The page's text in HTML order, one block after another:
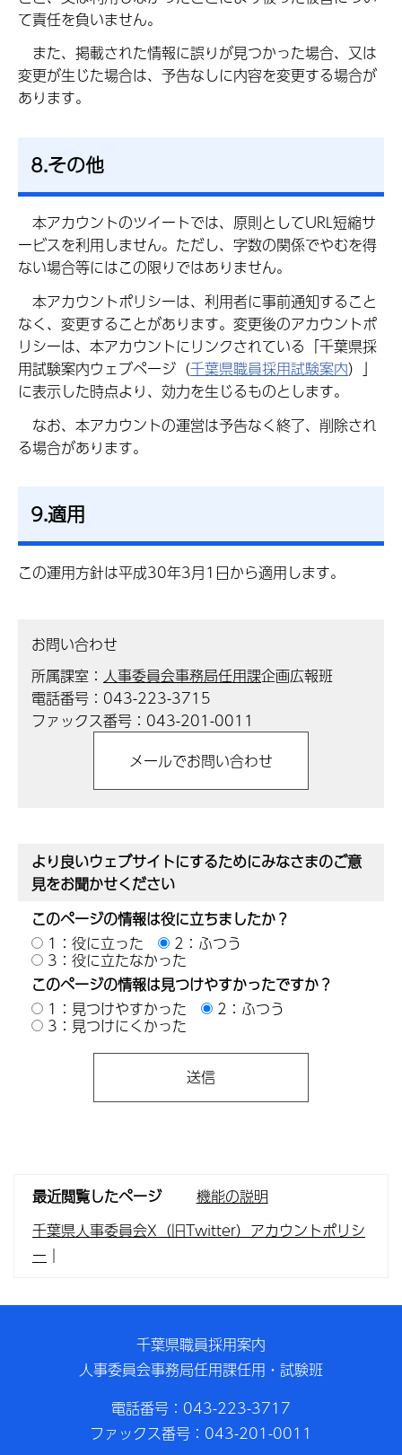
て責任を負いません。
また、掲載された情報に誤りが見つかった場合、又は
変更が生じた場合は、予告なしに内容を変更する場合が
あります。
8.その他
本アカウントのツイートでは、原則としてURL短縮サ
ービスを利用しません。ただし、字数の関係でやむを得
ない場合等にはこの限りではありません。
本アカウントポリシーは、利用者に事前通知すること
なく、変更することがあります。変更後のアカウントポ
リシーは、本アカウントにリンクされている「千葉県採
用試験案内ウェブページ（千葉県職員採用試験案内）」
に表示した時点より、効力を生じるものとします。
なお、本アカウントの運営は予告なく終了、削除され
る場合があります。
9.適用
この運用方針は平成30年3月1日から適用します。
お問い合わせ
所属課室： 人事委員会事務局任用課企画広報班
電話番号：043-223-3715
ファックス番号：043-201-0011
より良いウェブサイトにするためにみなさまのご意
見をお聞かせください
このページの情報は役に立ちましたか？
1：役に立った
2：ふつう
3：役に立たなかった
このページの情報は見つけやすかったですか？
1：見つけやすかった
2：ふつう
3：見つけにくかった
最近閲覧したページ
機能の説明
千葉県人事委員会X（旧Twitter）アカウントポリシ
ー ｜
千葉県職員採用案内
人事委員会事務局任用課任用・試験班
電話番号：043-223-3717
ファックス番号：043-201-0011